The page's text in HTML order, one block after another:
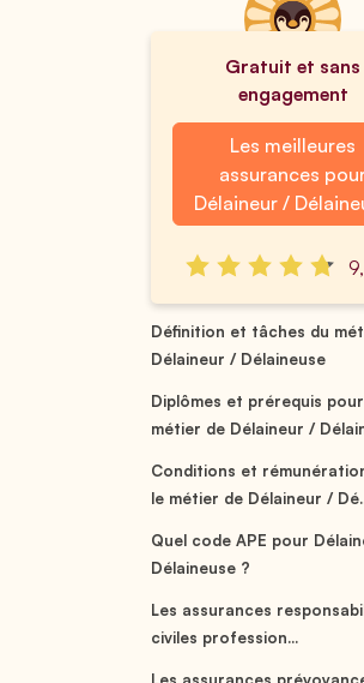
Gratuit et sans
engagement
Les meilleures
assurances
Délaineur /
Définition et tâches du
Délaineur / Délaineuse
Diplômes et prérequis
métier de Délaineur /
Conditions et
le métier de Délaineur /
Quel code APE pour
Délaineuse ?
Les assurances
civiles profession...